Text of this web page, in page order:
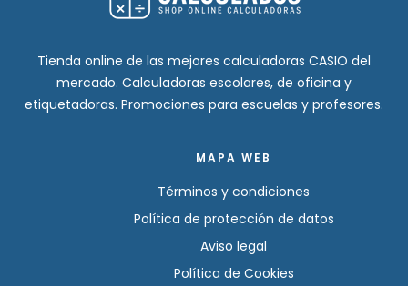
Tienda online de las mejores calculadoras CASIO del
mercado. Calculadoras escolares, de oficina y
etiquetadoras. Promociones para escuelas y profesores.
MAPA WEB
Términos y condiciones
Política de protección de datos
Aviso legal
Política de Cookies